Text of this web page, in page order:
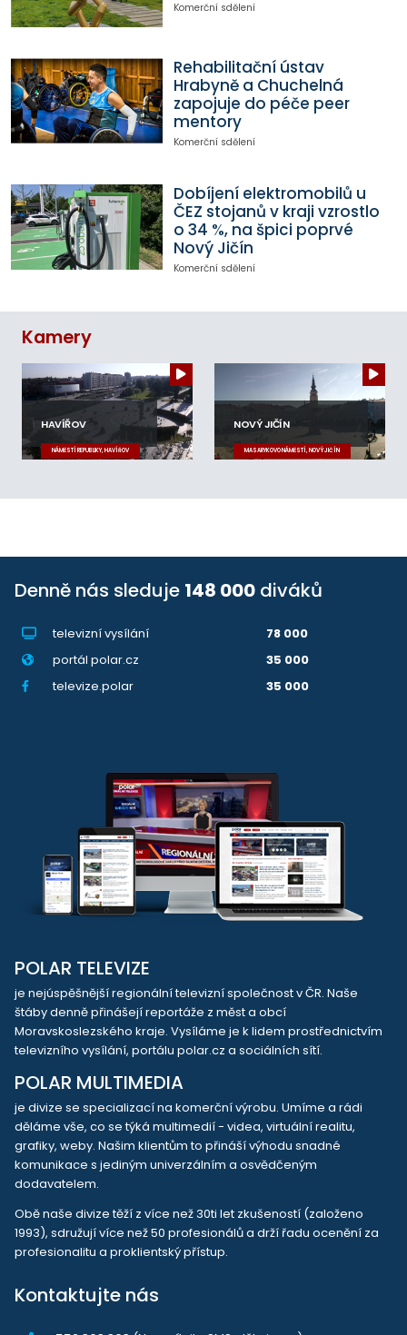
Komerční sdělení
Rehabilitační ústav
Hrabyně a Chuchelná
zapojuje do péče peer
mentory
Komerční sdělení
Dobíjení elektromobilů u
ČEZ stojanů v kraji vzrostlo
o 34 %, na špici poprvé
Nový Jičín
Komerční sdělení
Kamery
HAVÍŘOV
NÁMĚSTÍ REPUBLIKY, HAVÍŘOV
NOVÝ JIČÍN
MASARYKOVO NÁMĚSTÍ, NOVÝ JIČÍN
Denně nás sleduje 148 000 diváků
televizní vysílání
78 000
portál polar.cz
35 000
televize.polar
35 000
POLAR TELEVIZE
je nejúspěšnější regionální televizní společnost v ČR. Naše
štáby denně přinášejí reportáže z měst a obcí
Moravskoslezského kraje. Vysíláme je k lidem prostřednictvím
televizního vysílání, portálu polar.cz a sociálních sítí.
POLAR MULTIMEDIA
je divize se specializací na komerční výrobu. Umíme a rádi
děláme vše, co se týká multimedií - videa, virtuální realitu,
grafiky, weby. Našim klientům to přináší výhodu snadné
komunikace s jediným univerzálním a osvědčeným
dodavatelem.
Obě naše divize těží z více než 30ti let zkušeností (založeno
1993), sdružují více než 50 profesionálů a drží řadu ocenění za
profesionalitu a proklientský přístup.
Kontaktujte nás